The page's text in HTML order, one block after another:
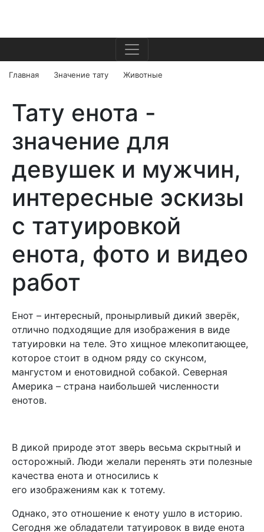
Главная Значение тату Животные
Тату енота -
значение для
девушек и мужчин,
интересные эскизы
c татуировкой
енота, фото и видео
работ
Енот – интересный, пронырливый дикий зверёк,
отлично подходящие для изображения в виде
татуировки на теле. Это хищное млекопитающее,
которое стоит в одном ряду со скунсом,
мангустом и енотовидной собакой. Северная
Америка – страна наибольшей численности
енотов.
В дикой природе этот зверь весьма скрытный и
осторожный. Люди желали перенять эти полезные
качества енота и относились к
его изображениям как к тотему.
Однако, это отношение к еноту ушло в историю.
Сегодня же обладатели татуировок в виде енота